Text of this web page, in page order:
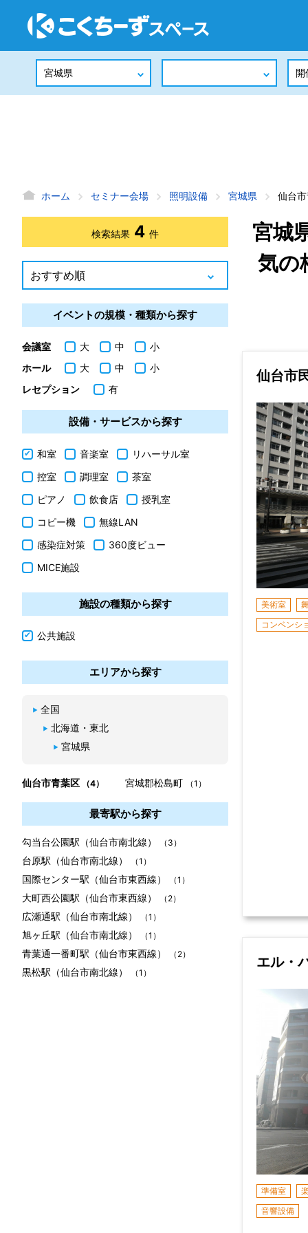
ホーム セミナー会場 照明設備 宮城県 仙台
宮城
気の
仙台市
美術室
コンベンシ
エル・
準備室
音響設備
検索結果 4 件
イベントの規模・種類から探す
会議室 大 中
小
ホール
大 中
小
レセプション
有
設備・サービスから探す
和室 音楽室
リハーサル室
控室
調理室
茶室
ピアノ
飲食店
授乳室
コピー機
無線LAN
感染症対策
360度ビュー
MICE施設
施設の種類から探す
公共施設
エリアから探す
全国
北海道・東北
宮城県
仙台市青葉区 （4） 宮城郡松島町 （1）
最寄駅から探す
勾当台公園駅（仙台市南北線） （3）
台原駅（仙台市南北線） （1）
国際センター駅（仙台市東西線） （1）
大町西公園駅（仙台市東西線） （2）
広瀬通駅（仙台市南北線） （1）
旭ヶ丘駅（仙台市南北線） （1）
青葉通一番町駅（仙台市東西線） （2）
黒松駅（仙台市南北線） （1）